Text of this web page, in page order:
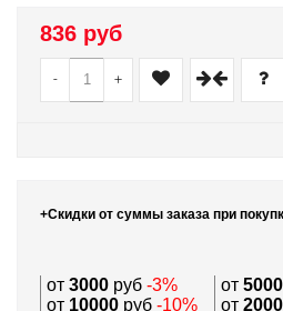
836 руб
- +
+Скидки от суммы заказа при
от 3000 руб -3% от 5000
от 10000 руб -10% от